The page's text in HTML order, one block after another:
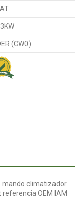
(CW0)
mando climatizador
OEM IAM